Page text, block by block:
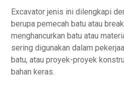
Excavator jenis ini dilengkapi
berupa pemecah batu atau
menghancurkan batu atau
sering digunakan dalam
batu, atau proyek-proyek
bahan keras.